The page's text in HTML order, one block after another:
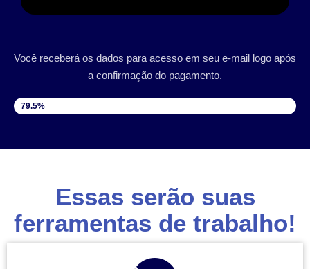
Você receberá os dados para acesso em seu e-mail logo após
a confirmação do pagamento.
VAGAS DISPONÍVEIS
79.5%
Essas serão suas
ferramentas de trabalho!